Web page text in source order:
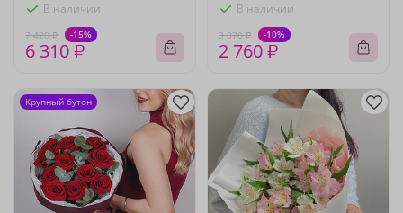
В наличии
7 420 ₽ -15%
6 310 ₽
В наличии
3 070 ₽ -10%
2 760 ₽
Крупный бутон